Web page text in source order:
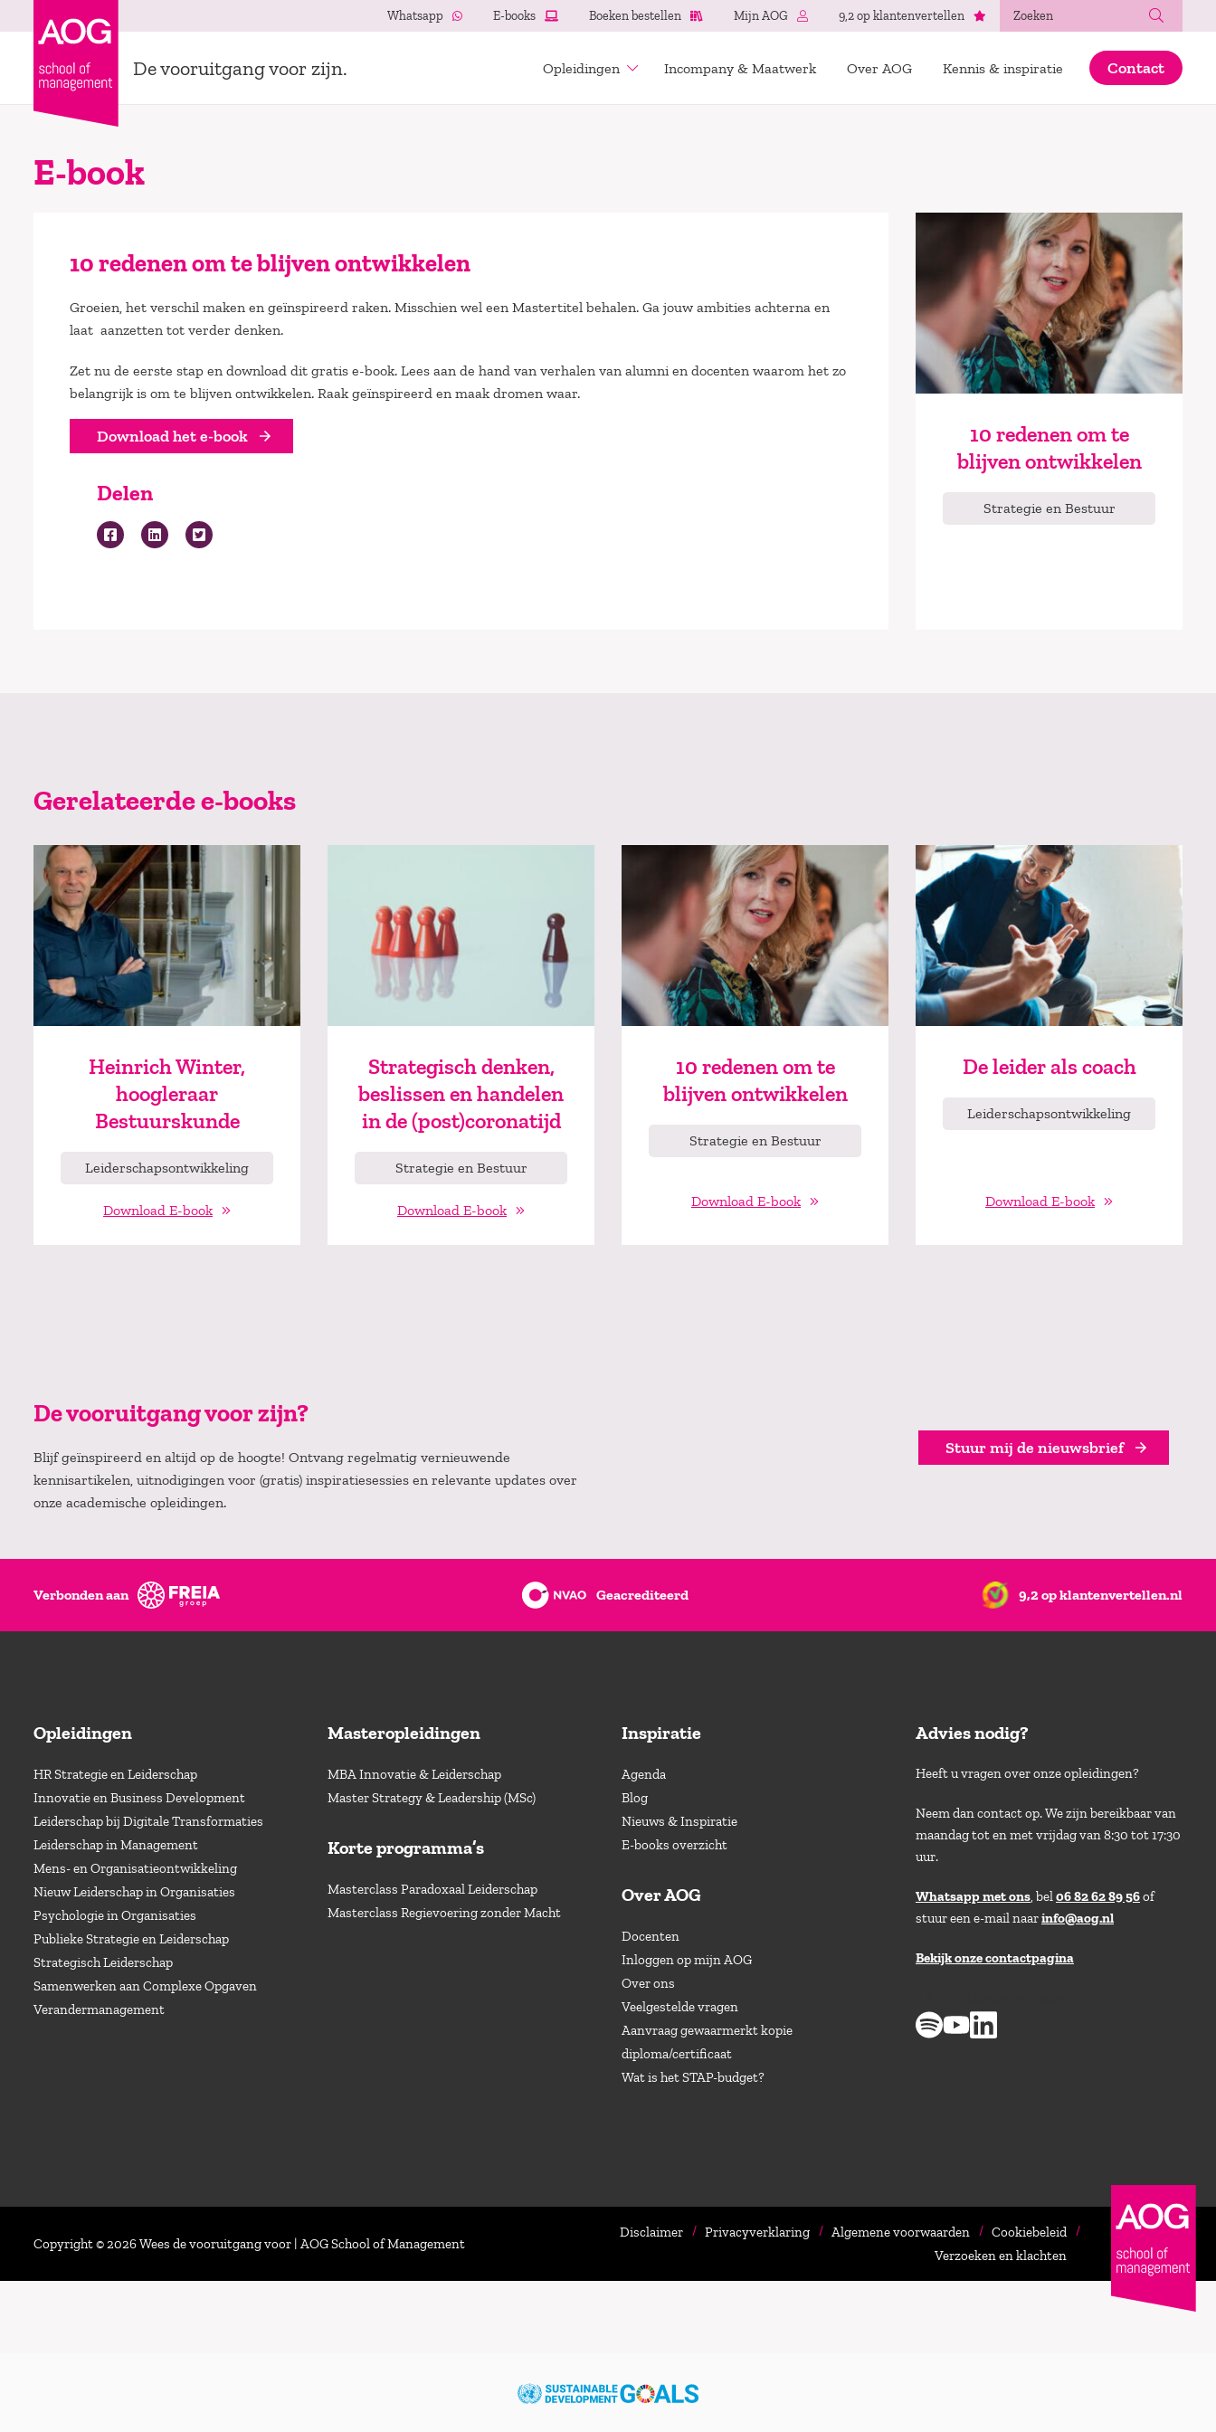
Whatsapp E-books Boeken bestellen Mijn AOG 9,2 op klantenvertellen
De vooruitgang voor zijn. Opleidingen Incompany & Maatwerk Over AOG Kennis & inspiratie Contact
E-book
10 redenen om te blijven ontwikkelen
Groeien, het verschil maken en geïnspireerd raken. Misschien wel een Mastertitel behalen. Ga jouw ambities achterna en
laat aanzetten tot verder denken.
Zet nu de eerste stap en download dit gratis e-book. Lees aan de hand van verhalen van alumni en docenten waarom het zo
belangrijk is om te blijven ontwikkelen. Raak geïnspireerd en maak dromen waar.
Download het e-book
Delen
10 redenen om te
blijven ontwikkelen
Strategie en Bestuur
Gerelateerde e-books
Heinrich Winter,
hoogleraar
Bestuurskunde
Leiderschapsontwikkeling
Download E-book
Strategisch denken,
beslissen en handelen
in de (post)coronatijd
Strategie en Bestuur
Download E-book
10 redenen om te
blijven ontwikkelen
Strategie en Bestuur
Download E-book
De leider als coach
Leiderschapsontwikkeling
Download E-book
De vooruitgang voor zijn?
Blijf geïnspireerd en altijd op de hoogte! Ontvang regelmatig vernieuwende
kennisartikelen, uitnodigingen voor (gratis) inspiratiesessies en relevante updates over
onze academische opleidingen.
Stuur mij de nieuwsbrief
Verbonden aan Geacrediteerd 9,2 op klantenvertellen.nl
Opleidingen
HR Strategie en Leiderschap
Innovatie en Business Development
Leiderschap bij Digitale Transformaties
Leiderschap in Management
Mens- en Organisatieontwikkeling
Nieuw Leiderschap in Organisaties
Psychologie in Organisaties
Publieke Strategie en Leiderschap
Strategisch Leiderschap
Samenwerken aan Complexe Opgaven
Verandermanagement
Masteropleidingen
MBA Innovatie & Leiderschap
Master Strategy & Leadership (MSc)
Korte programma’s
Masterclass Paradoxaal Leiderschap
Masterclass Regievoering zonder Macht
Inspiratie
Agenda
Blog
Nieuws & Inspiratie
E-books overzicht
Over AOG
Docenten
Inloggen op mijn AOG
Over ons
Veelgestelde vragen
Aanvraag gewaarmerkt kopie
diploma/certificaat
Wat is het STAP-budget?
Advies nodig?
Heeft u vragen over onze opleidingen?
Neem dan contact op. We zijn bereikbaar van
maandag tot en met vrijdag van 8:30 tot 17:30
uur.
Whatsapp met ons, bel06 82 62 89 56of
stuur een e-mail naarinfo@aog.nl
Bekijk onze contactpagina
Copyright © 2026 Wees de vooruitgang voor | AOG School of Management
Disclaimer Privacyverklaring Algemene voorwaarden
Cookiebeleid
Verzoeken en klachten